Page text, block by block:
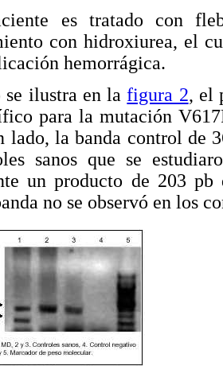
es tratado con
con hidroxiurea, el
hemorrágica.
se ilustra en lafigura 2, el
para la mutación
lado, la banda control de
sanos que se
un producto de 203 pb
no se observó en los